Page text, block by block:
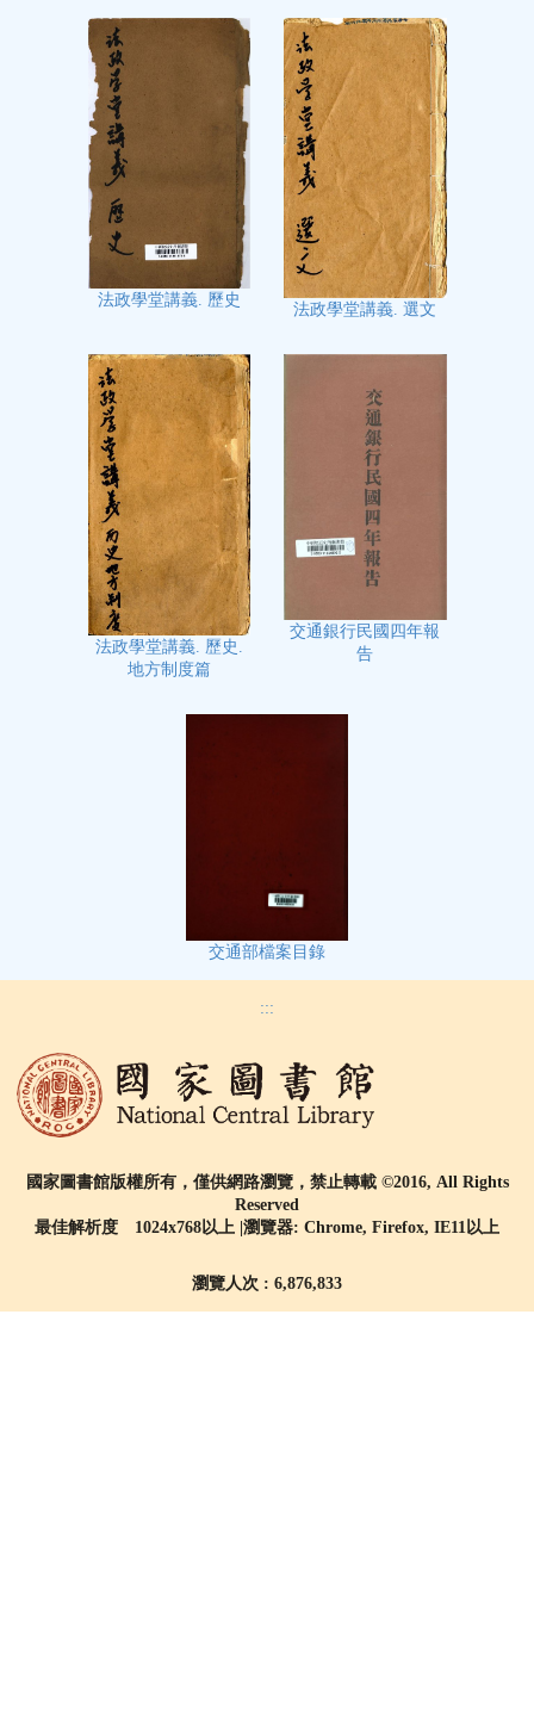
法政學堂講義. 歷史
法政學堂講義. 選文
法政學堂講義. 歷史.
地方制度篇
交通銀行民國四年報
告
交通部檔案目錄
:::
國家圖書館版權所有，僅供網路瀏覽，禁止轉載 ©2016, All Rights
Reserved
最佳解析度 1024x768以上 |瀏覽器: Chrome, Firefox, IE11以上
瀏覽人次 : 6,876,833